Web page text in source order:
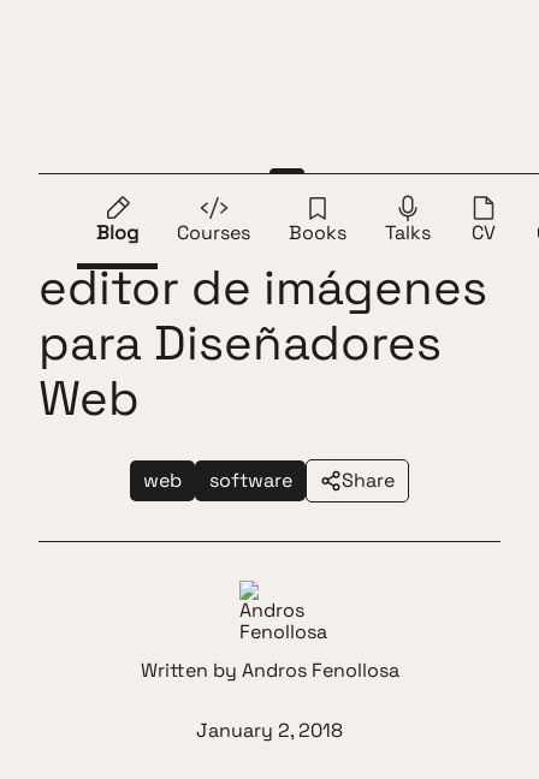
Skip to content
Blog
Courses Books Talks CV
Affinity Photo, un
editor de imágenes
para Diseñadores
Web
web software Share
Written by Andros Fenollosa
January 2, 2018